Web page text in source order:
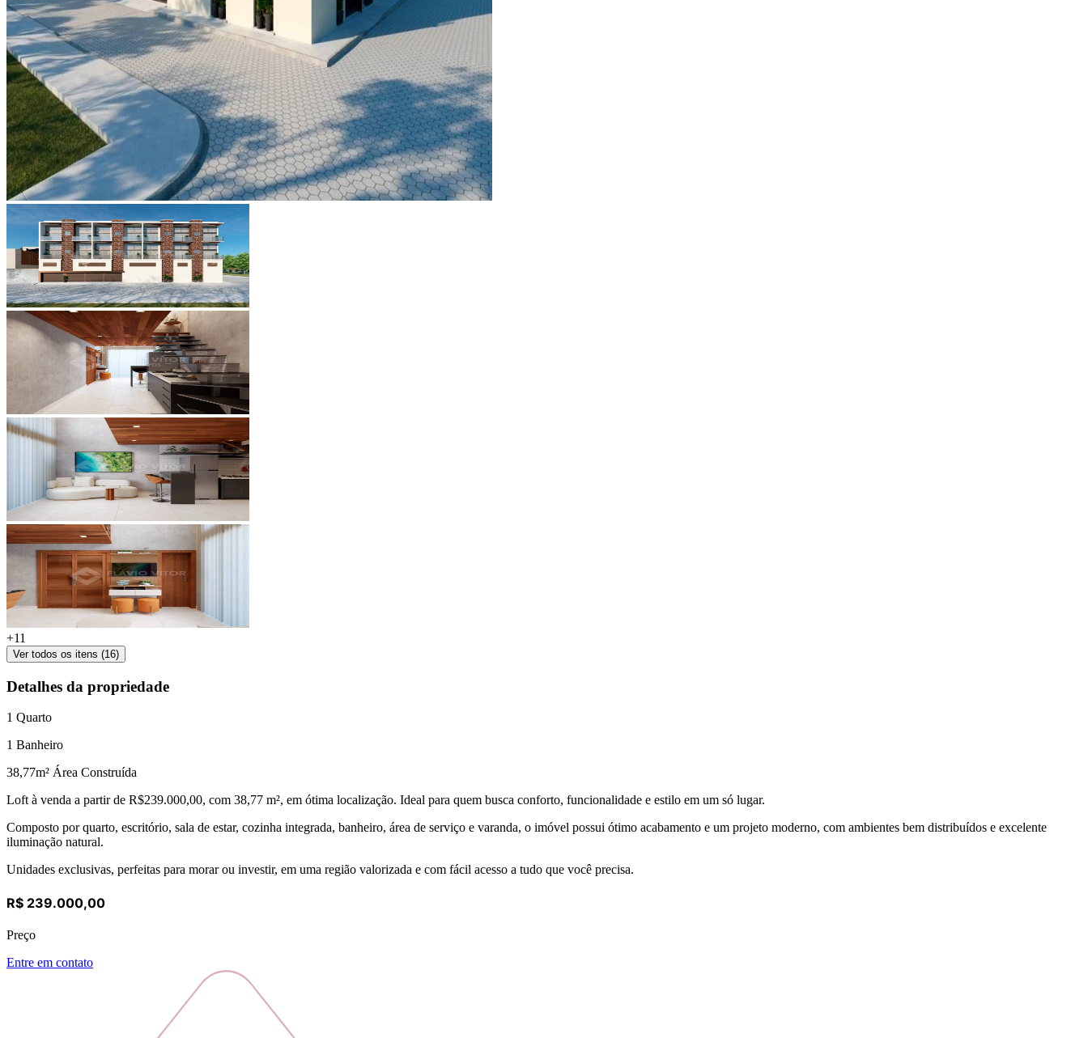
+11
Ver todos os itens (16)
Detalhes da propriedade
1 Quarto
1 Banheiro
38,77m² Área Construída
Loft à venda a partir de R$239.000,00, com 38,77 m², em ótima localização. Ideal para quem busca conforto, funcionalidade e estilo em um só lugar.
Composto por quarto, escritório, sala de estar, cozinha integrada, banheiro, área de serviço e varanda, o imóvel possui ótimo acabamento e um projeto moderno, com ambientes bem distribuídos e excelente
iluminação natural.
Unidades exclusivas, perfeitas para morar ou investir, em uma região valorizada e com fácil acesso a tudo que você precisa.
R$ 239.000,00
Preço
Entre em contato